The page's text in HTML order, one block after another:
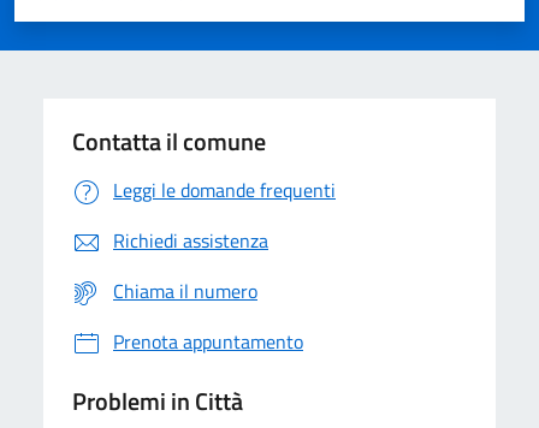
Valuta 5 stelle su 5
Valuta 4 stelle su 5
Valuta 3 stelle su 5
Valuta 2 stelle su 5
Valuta 1 stelle su 5
Contatta il comune
Leggi le domande frequenti
Richiedi assistenza
Chiama il numero
Prenota appuntamento
Problemi in Città